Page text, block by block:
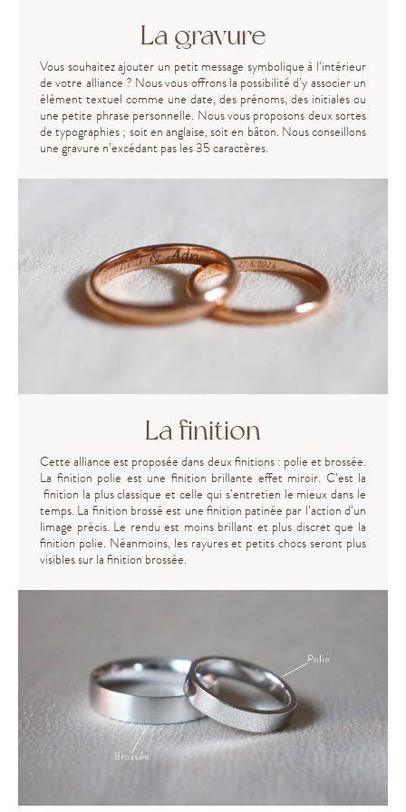
La gravure
Vous souhaitez ajouter un petit message symbolique à l’intérieur
de votre alliance ? Nous vous offrons la possibilité d’y associer un
élément textuel comme une date, des prénoms, des initiales ou
une petite phrase personnelle. Nous vous proposons deux sortes
de typographies ; soit en anglaise, soit en bâton. Nous conseillons
une gravure n’excédant pas les 35 caractères.
La finition
Cette alliance est proposée dans deux finitions : polie et brossée.
La finition polie est une finition brillante effet miroir. C’est la
finition la plus classique et celle qui s’entretien le mieux dans le
temps. La finition brossé est une finition patinée par l’action d’un
limage précis. Le rendu est moins brillant et plus discret que la
finition polie. Néanmoins, les rayures et petits chocs seront plus
visibles sur la finition brossée.